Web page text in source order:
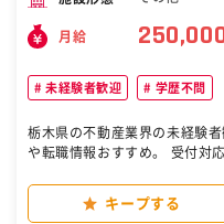
月給
未経験者歓迎 学歴不問
栃木県の不動産業界の未経験
や転職情報おすすめ。 受付対応から現場調査、見積、契約、現場管
す。 工事内容は主に一般住宅のリフォームがメインとなります。 水廻
り、内装、屋根・外壁、外構
キープする